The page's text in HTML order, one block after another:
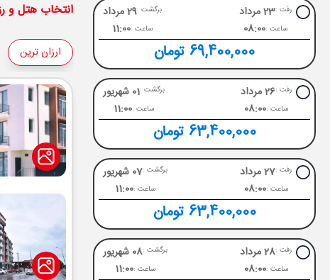
رفت :23 مرداد
ساعت :08:00
برگشت :29 مرداد
ساعت :11:00
69,400,000 تومان
رفت :26 مرداد
ساعت :08:00
برگشت :01 شهریور
ساعت :11:00
63,400,000 تومان
رفت :27 مرداد
ساعت :08:00
برگشت :07 شهریور
ساعت :11:00
63,400,000 تومان
رفت :28 مرداد
ساعت :08:00
برگشت :08 شهریور
ساعت :11:00
انتخاب هتل و
ارزان ترین